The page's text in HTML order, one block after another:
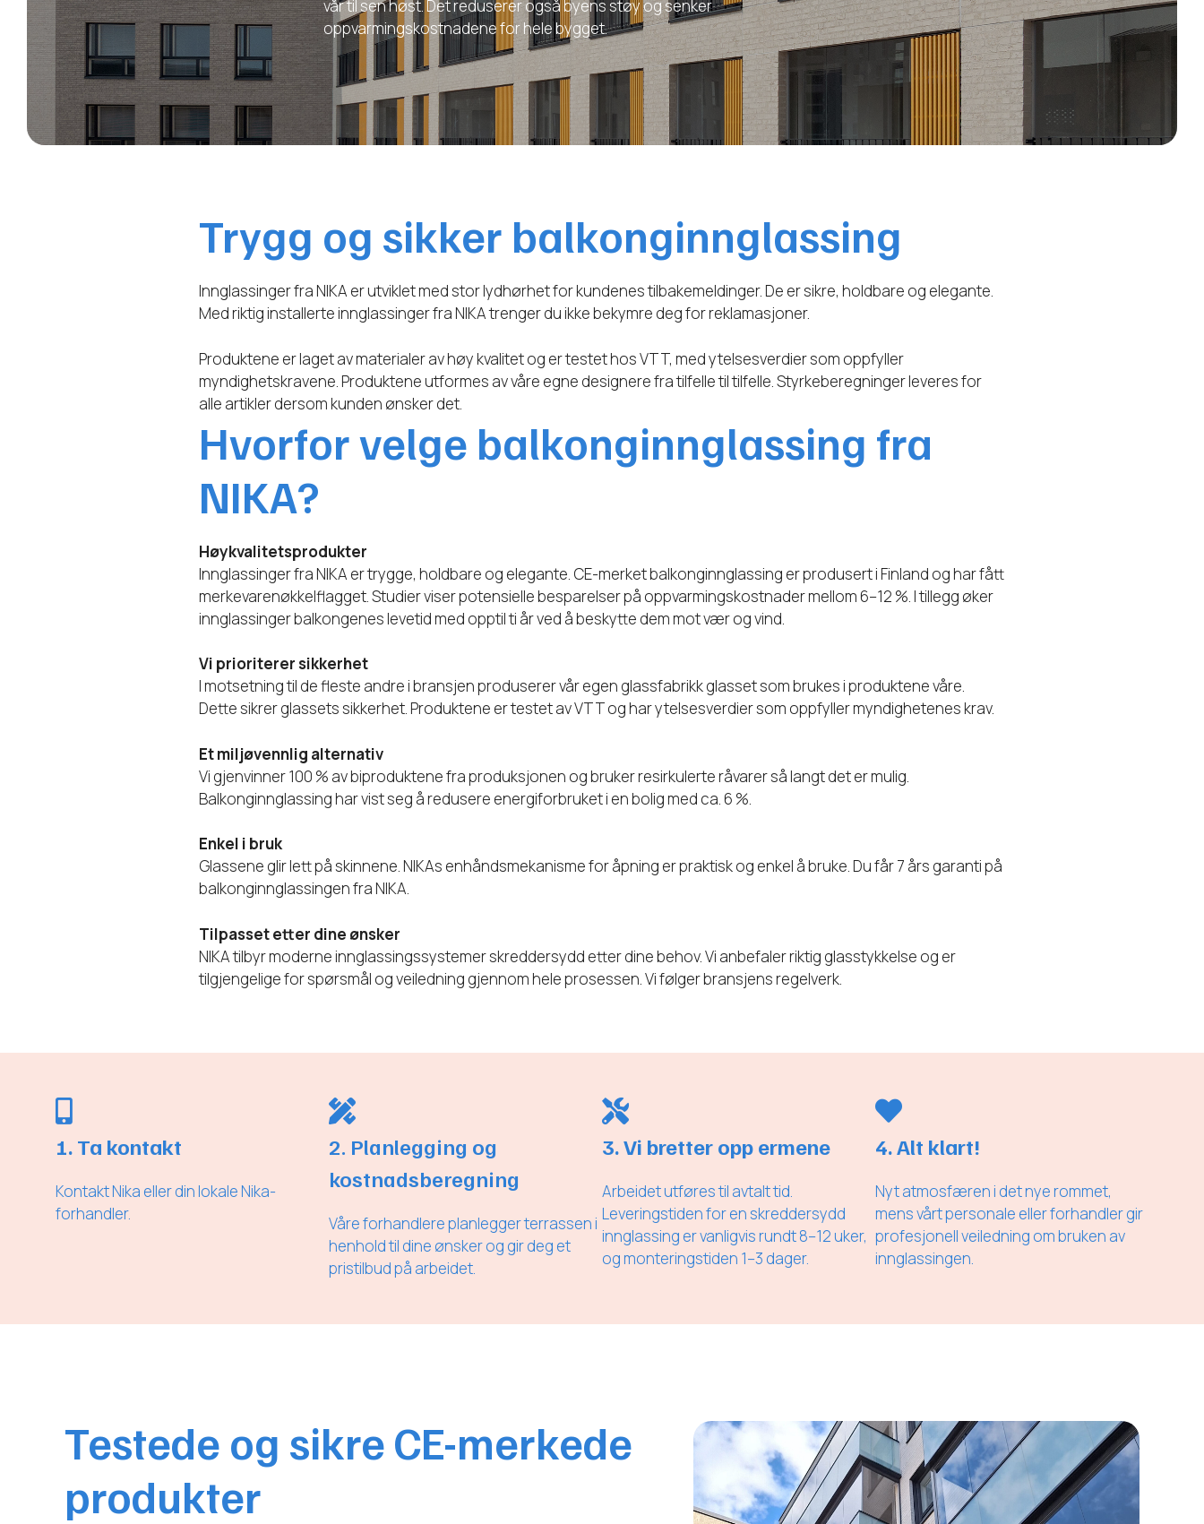
vår til sen høst. Det reduserer også byens støy og senker
oppvarmingskostnadene for hele bygget.
Trygg og sikker balkonginnglassing
Innglassinger fra NIKA er utviklet med stor lydhørhet for kundenes tilbakemeldinger. De er sikre, holdbare og elegante.
Med riktig installerte innglassinger fra NIKA trenger du ikke bekymre deg for reklamasjoner.
Produktene er laget av materialer av høy kvalitet og er testet hos VTT, med ytelsesverdier som oppfyller
myndighetskravene. Produktene utformes av våre egne designere fra tilfelle til tilfelle. Styrkeberegninger leveres for
alle artikler dersom kunden ønsker det.
Hvorfor velge balkonginnglassing fra
NIKA?
Høykvalitetsprodukter
Innglassinger fra NIKA er trygge, holdbare og elegante. CE-merket balkonginnglassing er produsert i Finland og har fått
merkevarenøkkelflagget. Studier viser potensielle besparelser på oppvarmingskostnader mellom 6–12 %. I tillegg øker
innglassinger balkongenes levetid med opptil ti år ved å beskytte dem mot vær og vind.
Vi prioriterer sikkerhet
I motsetning til de fleste andre i bransjen produserer vår egen glassfabrikk glasset som brukes i produktene våre.
Dette sikrer glassets sikkerhet. Produktene er testet av VTT og har ytelsesverdier som oppfyller myndighetenes krav.
Et miljøvennlig alternativ
Vi gjenvinner 100 % av biproduktene fra produksjonen og bruker resirkulerte råvarer så langt det er mulig.
Balkonginnglassing har vist seg å redusere energiforbruket i en bolig med ca. 6 %.
Enkel i bruk
Glassene glir lett på skinnene. NIKAs enhåndsmekanisme for åpning er praktisk og enkel å bruke. Du får 7 års garanti på
balkonginnglassingen fra NIKA.
Tilpasset etter dine ønsker
NIKA tilbyr moderne innglassingssystemer skreddersydd etter dine behov. Vi anbefaler riktig glasstykkelse og er
tilgjengelige for spørsmål og veiledning gjennom hele prosessen. Vi følger bransjens regelverk.
1. Ta kontakt
Kontakt Nika eller din lokale Nika-
forhandler.
2. Planlegging og
kostnadsberegning
Våre forhandlere planlegger terrassen i
henhold til dine ønsker og gir deg et
pristilbud på arbeidet.
3. Vi bretter opp ermene
Arbeidet utføres til avtalt tid.
Leveringstiden for en skreddersydd
innglassing er vanligvis rundt 8–12 uker,
og monteringstiden 1–3 dager.
4. Alt klart!
Nyt atmosfæren i det nye rommet,
mens vårt personale eller forhandler gir
profesjonell veiledning om bruken av
innglassingen.
Testede og sikre CE-merkede
produkter